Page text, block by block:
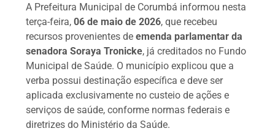
at
s
A
p
p
c
e
b
o
o
k
s
s
e
n
g
er
p
y
Li
n
k
A Prefeitura Municipal de Corumbá informou nesta
terça-feira,06 de maio de 2026, que recebeu
recursos provenientes deemenda parlamentar da
senadora Soraya Tronicke, já creditados no Fundo
Municipal de Saúde. O município explicou que a
verba possui destinação específica e deve ser
aplicada exclusivamente no custeio de ações e
serviços de saúde, conforme normas federais e
diretrizes do Ministério da Saúde.